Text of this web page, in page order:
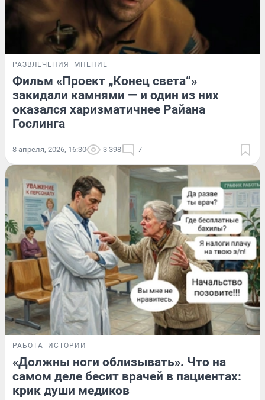
РАЗВЛЕЧЕНИЯ МНЕНИЕ
Фильм «Проект „Конец света“»
закидали камнями — и один из них
оказался харизматичнее Райана
Гослинга
8 апреля, 2026, 16:30 3 398 7
РАБОТА ИСТОРИИ
«Должны ноги облизывать». Что на
самом деле бесит врачей в пациентах:
крик души медиков